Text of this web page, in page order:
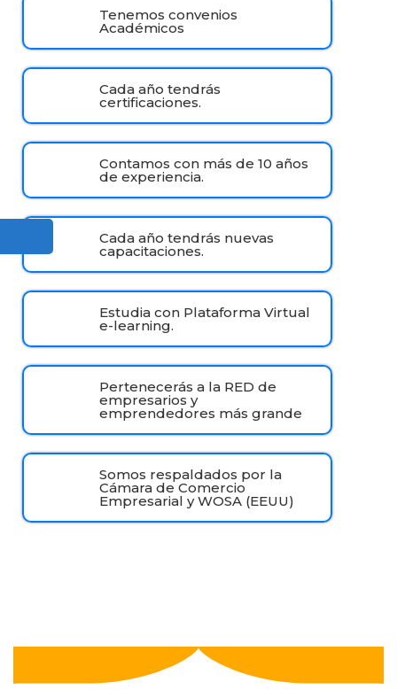
Tenemos convenios
Académicos
Cada año tendrás
certificaciones.
Contamos con más de 10 años
de experiencia.
Cada año tendrás nuevas
capacitaciones.
Estudia con Plataforma Virtual
e-learning.
Pertenecerás a la RED de
empresarios y
emprendedores más grande
Somos respaldados por la
Cámara de Comercio
Empresarial y WOSA (EEUU)